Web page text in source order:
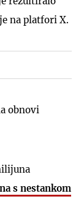
na platfori X.
obnovi
s nestankom